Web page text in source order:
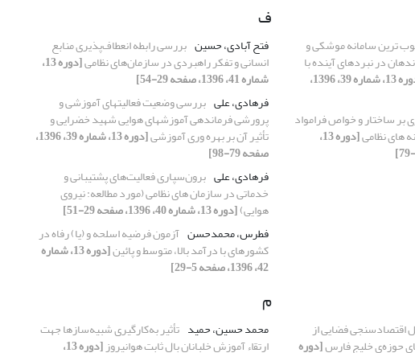
ترین سامانه موشکی و
در نبردهای آینده با
[دوره 13، شماره 39، 1396،
بر ساختار و خواص فرامواد
های نظامی [دوره 13،
ف
فتح آبادی، حسین بررسی رابطه انعطاف‌پذیری منابع
انسانی و تفکر راهبردی در سازمان‌های نظامی [دوره 13،
شماره 41، 1396، صفحه 29-54]
فرهادی، علی بررسی وضعیت فعالیتهای آموزشی و
پرورشی فرماندهی آموزشهای هوایی شهید خضرایی و
تأثیر آن بر بهره وری آموزشی [دوره 13، شماره 39، 1396،
صفحه 79-98]
فرهادی، علی برون‌سپاری فعالیت‌های پشتیبانی و
خدماتی در سازمان های نظامی (مورد مطالعه: نیروی
هوایی)[دوره 13، شماره 40، 1396، صفحه 29-51]
فطرس، محمدحسن آزمون فرضیه اسلحه و (یا) رفاه در
کشورهای با درآمد بالا، متوسط و پائین [دوره 13، شماره
42، 1396، صفحه 5-29]
اقتصادسنجی فضایی از
حوزه‌ی خلیج فارس[دوره
م
محمد حسین، حمید تأثیر به‌کارگیری شبیه‌سازها جهت
ارﺗﻘاء آموزش خلبانان بال ثابت هوانیروز [دوره 13،